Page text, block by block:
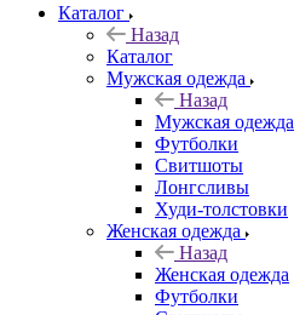
Каталог
Назад
Каталог
Мужская одежда
Назад
Мужская одежда
Футболки
Свитшоты
Лонгсливы
Худи-толстовки
Женская одежда
Назад
Женская одежда
Футболки